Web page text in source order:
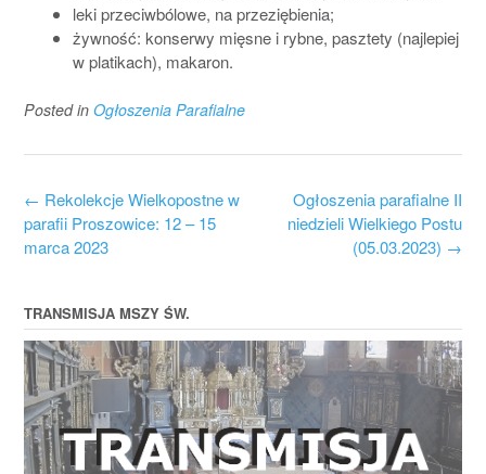
leki przeciwbólowe, na przeziębienia;
żywność: konserwy mięsne i rybne, pasztety (najlepiej
w platikach), makaron.
Posted in Ogłoszenia Parafialne
Post
navigation
Ogłoszenia parafialne II
niedzieli Wielkiego Postu
(05.03.2023) →
← Rekolekcje Wielkopostne w
parafii Proszowice: 12 – 15
marca 2023
TRANSMISJA MSZY ŚW.